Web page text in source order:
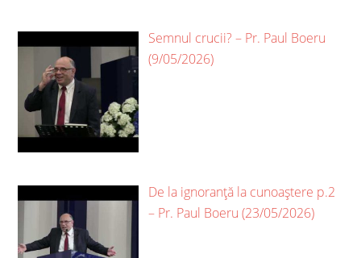
Semnul crucii? – Pr. Paul Boeru
(9/05/2026)
De la ignoranță la cunoaștere p.2
– Pr. Paul Boeru (23/05/2026)